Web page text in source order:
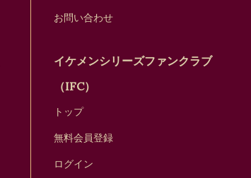
お問い合わせ
イケメンシリーズファンクラブ
（IFC）
トップ
無料会員登録
ログイン